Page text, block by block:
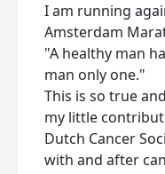
I am running
Amsterdam
"A healthy man
man only one."
This is so true
my little
Dutch Cancer
with and after